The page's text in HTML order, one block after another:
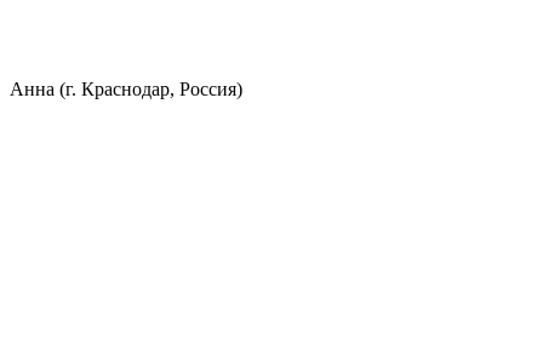
Анна (г. Краснодар, Россия)